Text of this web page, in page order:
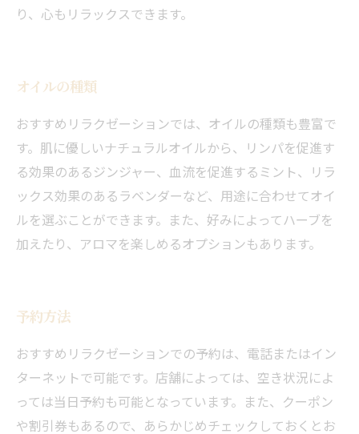
り、心もリラックスできます。
オイルの種類
おすすめリラクゼーションでは、オイルの種類も豊富で
す。肌に優しいナチュラルオイルから、リンパを促進す
る効果のあるジンジャー、血流を促進するミント、リラ
ックス効果のあるラベンダーなど、用途に合わせてオイ
ルを選ぶことができます。また、好みによってハーブを
加えたり、アロマを楽しめるオプションもあります。
予約方法
おすすめリラクゼーションでの予約は、電話またはイン
ターネットで可能です。店舗によっては、空き状況によ
っては当日予約も可能となっています。また、クーポン
や割引券もあるので、あらかじめチェックしておくとお